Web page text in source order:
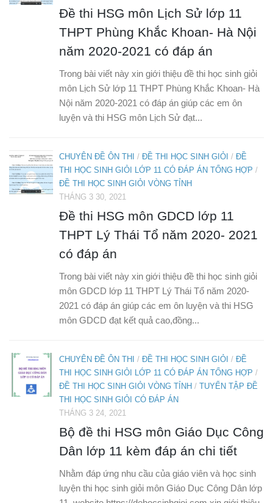
Đề thi HSG môn Lịch Sử lớp 11
THPT Phùng Khắc Khoan- Hà Nội
năm 2020-2021 có đáp án
Trong bài viết này xin giới thiệu đề thi học sinh giỏi
môn Lịch Sử lớp 11 THPT Phùng Khắc Khoan- Hà
Nội năm 2020-2021 có đáp án giúp các em ôn
luyện và thi HSG môn Lịch Sử đạt...
CHUYÊN ĐỀ ÔN THI / ĐỀ THI HỌC SINH GIỎI / ĐỀ
THI HỌC SINH GIỎI LỚP 11 CÓ ĐÁP ÁN TỔNG HỢP /
ĐỀ THI HỌC SINH GIỎI VÒNG TỈNH
THÁNG 3 30, 2021
Đề thi HSG môn GDCD lớp 11
THPT Lý Thái Tổ năm 2020- 2021
có đáp án
Trong bài viết này xin giới thiệu đề thi học sinh giỏi
môn GDCD lớp 11 THPT Lý Thái Tổ năm 2020-
2021 có đáp án giúp các em ôn luyện và thi HSG
môn GDCD đạt kết quả cao,đồng...
CHUYÊN ĐỀ ÔN THI / ĐỀ THI HỌC SINH GIỎI / ĐỀ
THI HỌC SINH GIỎI LỚP 11 CÓ ĐÁP ÁN TỔNG HỢP /
ĐỀ THI HỌC SINH GIỎI VÒNG TỈNH / TUYỂN TẬP ĐỀ
THI HỌC SINH GIỎI CÓ ĐÁP ÁN
THÁNG 3 24, 2021
Bộ đề thi HSG môn Giáo Dục Công
Dân lớp 11 kèm đáp án chi tiết
Nhằm đáp ứng nhu cầu của giáo viên và học sinh
luyện thi học sinh giỏi môn Giáo Dục Công Dân lớp